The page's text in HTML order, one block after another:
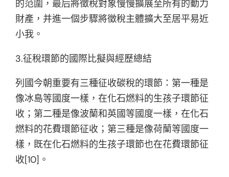
的范圍，最后將徵稅對象慢慢擴展至所有的動力
財產，并進一個步驟將徵稅主體擴大至居平易近
小我。
3.征稅環節的國際比擬與經歷總結
列國今朝重要有三種征收碳稅的環節：第一種是
像冰島等國度一樣，在化石燃料的生孩子環節征
收；第二種是像波蘭和英國等國度一樣，在化石
燃料的花費環節征收；第三種是像荷蘭等國度一
樣，既在化石燃料的生孩子環節也在花費環節征
收[10]。